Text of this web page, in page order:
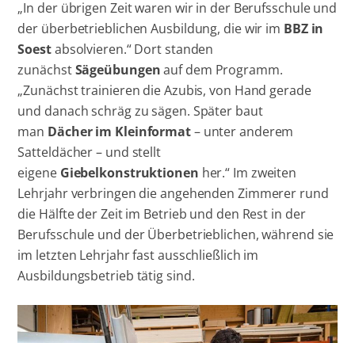
„In der übrigen Zeit waren wir in der Berufsschule und
der überbetrieblichen Ausbildung, die wir im BBZ in
Soestabsolvieren.“ Dort standen
zunächstSägeübungenauf dem Programm.
„Zunächst trainieren die Azubis, von Hand gerade
und danach schräg zu sägen. Später baut
man Dächer im Kleinformat– unter anderem
Satteldächer – und stellt
eigene Giebelkonstruktionen her.“ Im zweiten
Lehrjahr verbringen die angehenden Zimmerer rund
die Hälfte der Zeit im Betrieb und den Rest in der
Berufsschule und der Überbetrieblichen, während sie
im letzten Lehrjahr fast ausschließlich im
Ausbildungsbetrieb tätig sind.